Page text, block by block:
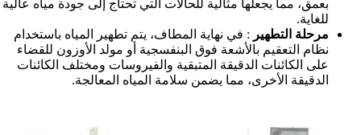
بعمق، مما يجعلها مثالية للحالات التي تحتاج إلى جودة مياه عالية
للغاية.
مرحلة التطهير : في نهاية المطاف، يتم تطهير المياه باستخدام
نظام التعقيم بالأشعة فوق البنفسجية أو مولد الأوزون للقضاء
على الكائنات الدقيقة المتبقية والفيروسات ومختلف الكائنات
الدقيقة الأخرى، مما يضمن سلامة المياه المعالجة.